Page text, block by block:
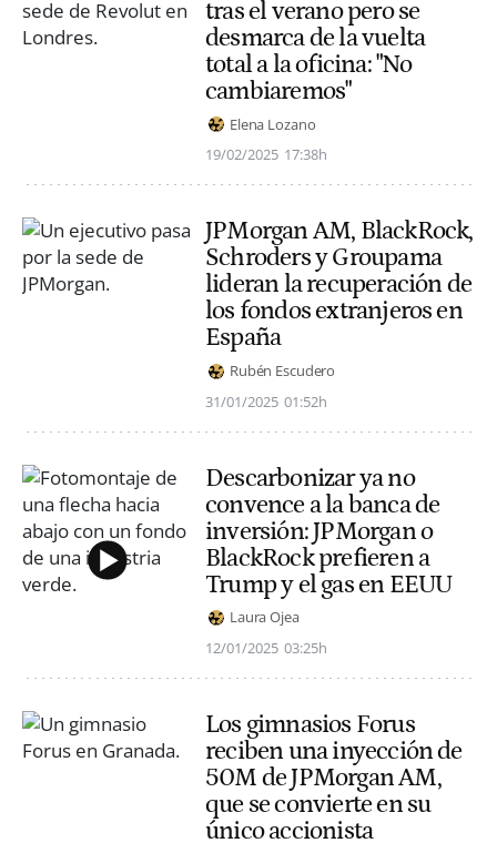
tras el verano pero se
desmarca de la vuelta
total a la oficina: "No
cambiaremos"
Elena Lozano
19/02/2025 17:38h
JPMorgan AM, BlackRock,
Schroders y Groupama
lideran la recuperación de
los fondos extranjeros en
España
Rubén Escudero
31/01/2025 01:52h
Descarbonizar ya no
convence a la banca de
inversión: JPMorgan o
BlackRock prefieren a
Trump y el gas en EEUU
Laura Ojea
12/01/2025 03:25h
Los gimnasios Forus
reciben una inyección de
50M de JPMorgan AM,
que se convierte en su
único accionista